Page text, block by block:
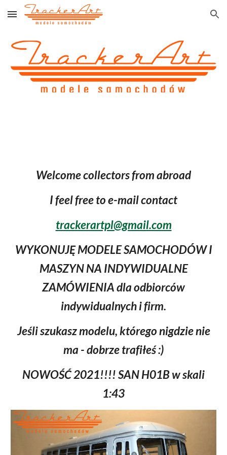
Skip to main content Skip to navigation
Welcome collectors from abroad
I feel free to e-mail contact
trackerartpl@gmail.com
WYKONUJĘ MODELE SAMOCHODÓW I
MASZYN NA INDYWIDUALNE
ZAMÓWIENIA dla odbiorców
indywidualnych i firm.
Jeśli szukasz modelu, którego nigdzie nie
ma - dobrze trafiłeś :)
NOWOŚĆ 2021!!!! SAN H01B w skali
1:43